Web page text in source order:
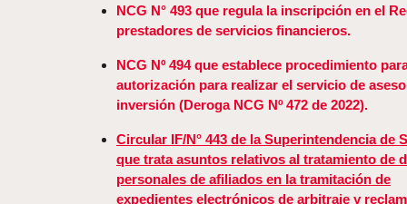
NCG N° 493 que regula la inscripción en el
prestadores de servicios financieros.
NCG Nº 494 que establece procedimiento
autorización para realizar el servicio de
inversión (Deroga NCG Nº 472 de 2022).
Circular IF/N° 443 de la Superintendencia de
que trata asuntos relativos al tratamiento de
personales de afiliados en la tramitación de
expedientes electrónicos de arbitraje y